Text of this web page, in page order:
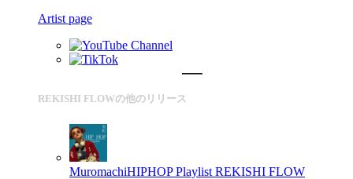
Artist page
REKISHI FLOWの他のリリース
MuromachiHIPHOP Playlist REKISHI FLOW